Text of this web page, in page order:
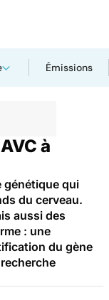
Émissions
à
génétique qui
du cerveau.
aussi des
: une
du gène